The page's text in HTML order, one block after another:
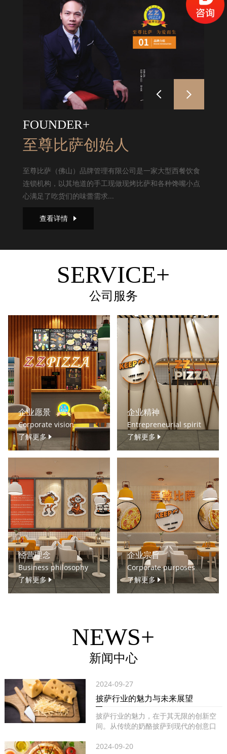
FOUNDER+
至尊比萨创始人
至尊比萨（佛山）品牌管理有限公司是一家大型西餐饮食
连锁机构，以其地道的手工现做现烤比萨和各种馋嘴小点
心满足了吃货们的味蕾需求...
查看详情
SERVICE+
公司服务
企业愿景
Corporate vision
了解更多
企业精神
Entrepreneurial spirit
了解更多
经营理念
Business philosophy
了解更多
企业宗旨
Corporate purposes
了解更多
NEWS+
新闻中心
2024-09-27
披萨行业的魅力与未来展望
披萨行业的魅力，在于其无限的创新空
间。从传统的奶酪披萨到现代的创意口
2024-09-20